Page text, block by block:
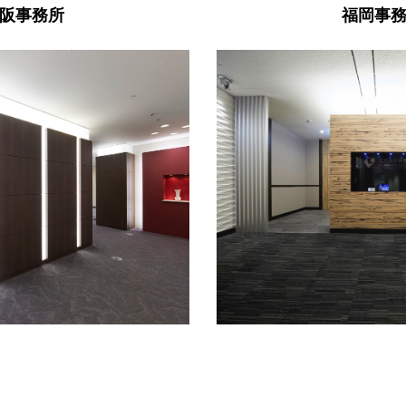
事務所 福岡事